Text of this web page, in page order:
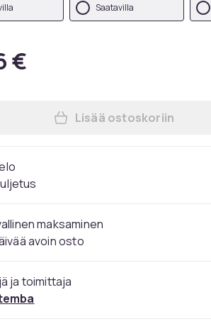
Saatavilla
€
Lisää
Lisää ostoskoriin
maksaminen
avoin osto
ja toimittaja